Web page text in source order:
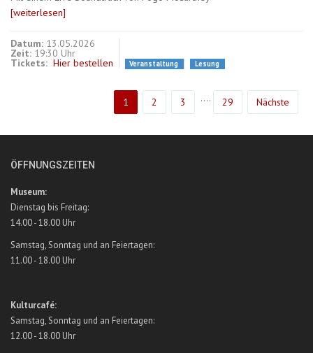
[weiterlesen]
Datum: 13.05.2026
Zeit: 19:30 Uhr
Tickets: Hier bestellen Veranstaltung Lesung
1 2 3 .... 29 Nächste
ÖFFNUNGSZEITEN
Museum:
Dienstag bis Freitag:
14.00 - 18.00 Uhr
Samstag, Sonntag und an Feiertagen:
11.00 - 18.00 Uhr
Kulturcafé:
Samstag, Sonntag und an Feiertagen:
12.00 - 18.00 Uhr